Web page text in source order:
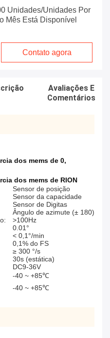
Unidades/unidades Por
Mês Está Disponível
Contato agora
Avaliações E
Comentários
dos mems de 0,
dos mems de RION
Sensor de posição
Sensor da capacidade
Sensor de Digitas
Ângulo de azimute (± 180)
>100Hz
0.01°
< 0,1°/min
0,1% do FS
≥ 300 °/s
30s (estática)
DC9-36V
-40 ~ +85℃
-40 ~ +85℃